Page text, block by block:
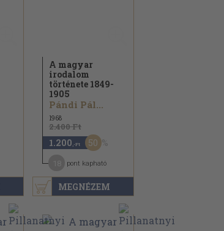
MEGNÉZEM
A magyar
irodalom
története 1849-
1905
Pándi Pál...
1968
2.400 Ft
1.200 ,-Ft 50
pont kapható